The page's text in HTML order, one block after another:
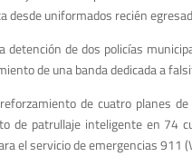
desde uniformados recién
detención de dos policías
de una banda dedicada a
de cuatro planes
de patrullaje inteligente en 74
el servicio de emergencias 911